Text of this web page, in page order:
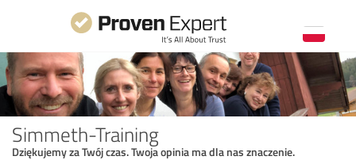
Simmeth-Training
Dziękujemy za Twój czas. Twoja opinia ma dla nas znaczenie.